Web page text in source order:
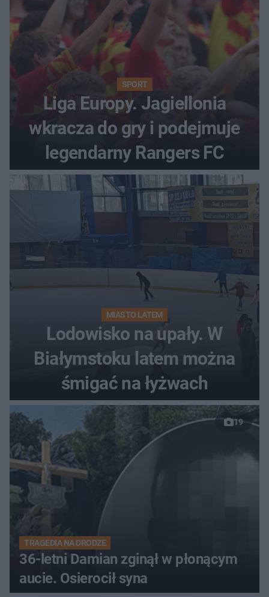
SPORT
Liga Europy. Jagiellonia
wkracza do gry i podejmuje
legendarny Rangers FC
MIASTO LATEM
Lodowisko na upały. W
Białymstoku latem można
śmigać na łyżwach
19
TRAGEDIA NA DRODZE
36-letni Damian zginął w płonącym
aucie. Osierocił syna